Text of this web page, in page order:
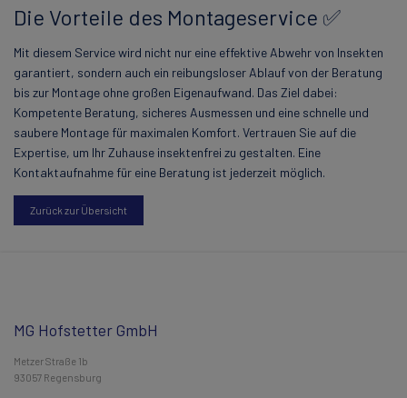
Zurück zur Übersicht
Die Vorteile des Montageservice ✅
Mit diesem Service wird nicht nur eine effektive Abwehr von Insekten
garantiert, sondern auch ein reibungsloser Ablauf von der Beratung
bis zur Montage ohne großen Eigenaufwand. Das Ziel dabei:
Kompetente Beratung, sicheres Ausmessen und eine schnelle und
saubere Montage für maximalen Komfort. Vertrauen Sie auf die
Expertise, um Ihr Zuhause insektenfrei zu gestalten. Eine
Kontaktaufnahme für eine Beratung ist jederzeit möglich.
MG Hofstetter GmbH
Metzer Straße 1b
93057 Regensburg